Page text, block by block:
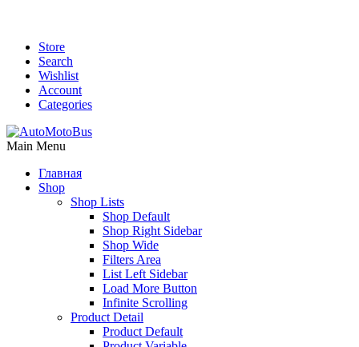
Store
Search
Wishlist
Account
Categories
Main Menu
Главная
Shop
Shop Lists
Shop Default
Shop Right Sidebar
Shop Wide
Filters Area
List Left Sidebar
Load More Button
Infinite Scrolling
Product Detail
Product Default